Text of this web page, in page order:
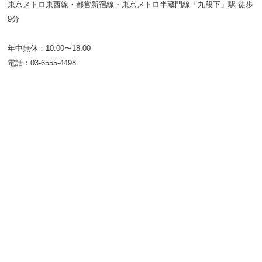
東京メトロ東西線・都営新宿線・東京メトロ半蔵門線「九段下」駅 徒歩
9分
年中無休：10:00〜18:00
電話：03-6555-4498